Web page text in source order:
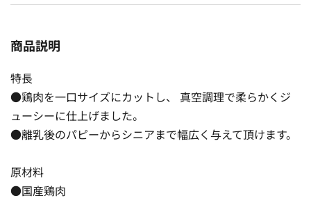
商品説明
特長
●鶏肉を一口サイズにカットし、 真空調理で柔らかくジ
ューシーに仕上げました。
●離乳後のパピーからシニアまで幅広く与えて頂けます。
原材料
●国産鶏肉